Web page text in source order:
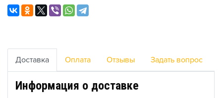
Доставка Оплата Отзывы Задать вопрос
Информация о доставке